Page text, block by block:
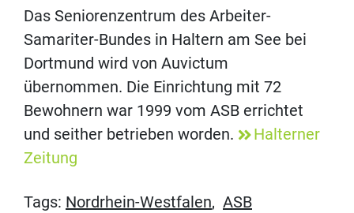
Das Seniorenzentrum des Arbeiter-
Samariter-Bundes in Haltern am See bei
Dortmund wird von Auvictum
übernommen. Die Einrichtung mit 72
Bewohnern war 1999 vom ASB errichtet
und seither betrieben worden.
Halterner
Zeitung
Tags: Nordrhein-Westfalen, ASB